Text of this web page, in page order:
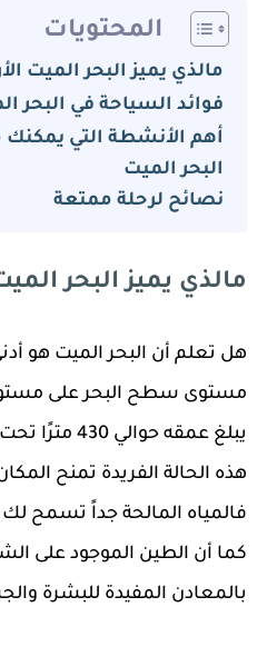
المحتويات
مالذي يميز البحر الميت
فوائد السياحة في البحر
أهم الأنشطة التي
البحر الميت
نصائح لرحلة ممتعة
مالذي يميز البحر
هل تعلم أن البحر الميت هو
مستوى سطح البحر على
يبلغ عمقه
هذه الحالة الفريدة تمنح
فالمياه المالحة جداً تسمح
كما أن الطين الموجود على
بالمعادن المفيدة للبشرة